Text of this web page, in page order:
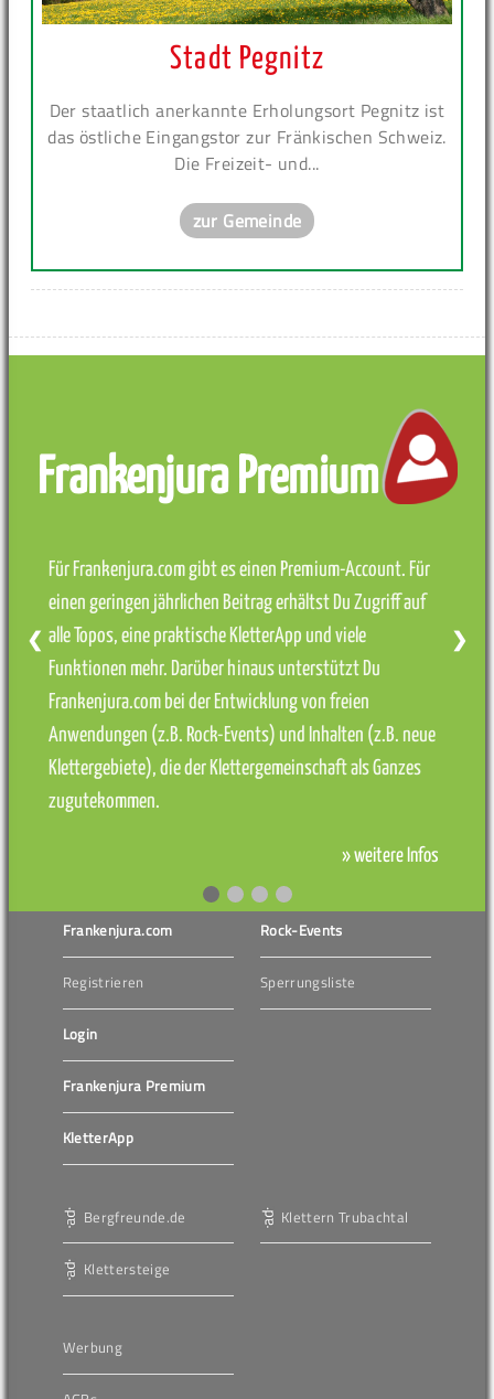
Stadt Pegnitz
Der staatlich anerkannte Erholungsort Pegnitz ist
das östliche Eingangstor zur Fränkischen Schweiz.
Die Freizeit- und...
zur Gemeinde
Frankenjura Premium
Für Frankenjura.com gibt es einen Premium-Account. Für
einen geringen jährlichen Beitrag erhältst Du Zugriff auf
alle Topos, eine praktische KletterApp und viele
Funktionen mehr. Darüber hinaus unterstützt Du
Frankenjura.com bei der Entwicklung von freien
Anwendungen (z.B. Rock-Events) und Inhalten (z.B. neue
Klettergebiete), die der Klettergemeinschaft als Ganzes
zugutekommen.
» weitere Infos
❮ ❯
Frankenjura.com
Registrieren
Login
Frankenjura Premium
KletterApp
Rock-Events
Sperrungsliste
Bergfreunde.de
Klettersteige
Klettern Trubachtal
Werbung